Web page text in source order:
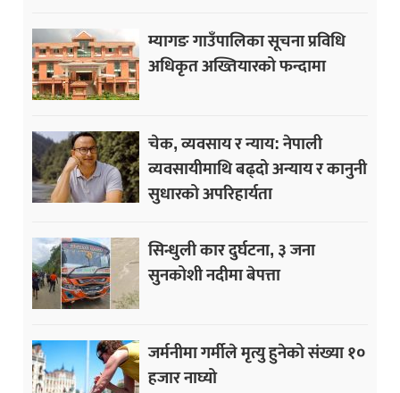
म्यागङ गाउँपालिका सूचना प्रविधि
अधिकृत अख्तियारको फन्दामा
चेक, व्यवसाय र न्याय: नेपाली
व्यवसायीमाथि बढ्दो अन्याय र कानुनी
सुधारको अपरिहार्यता
सिन्धुली कार दुर्घटना, ३ जना
सुनकोशी नदीमा बेपत्ता
जर्मनीमा गर्मीले मृत्यु हुनेको संख्या १०
हजार नाघ्यो